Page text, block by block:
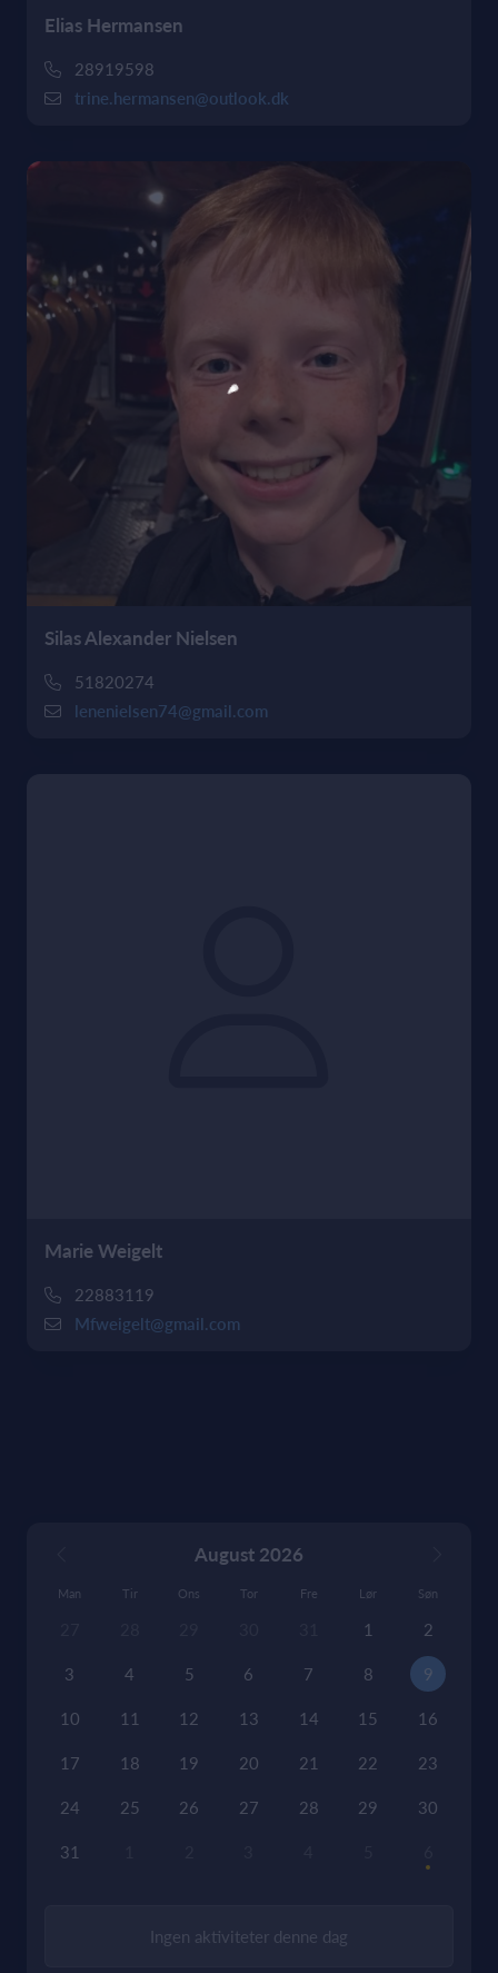
Elias Hermansen
28919598
trine.hermansen@outlook.dk
Silas Alexander Nielsen
51820274
lenenielsen74@gmail.com
Marie Weigelt
22883119
Mfweigelt@gmail.com
August 2026
Man Tir Ons Tor Fre Lør Søn
1 2
3 4 5 6 7 8 9
10 11 12 13 14 15 16
17 18 19 20 21 22 23
24 25 26 27 28 29 30
31
Ingen aktiviteter denne dag